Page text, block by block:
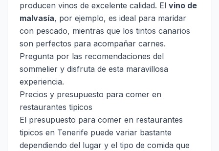
producen vinos de excelente calidad. El vino de
malvasía, por ejemplo, es ideal para maridar
con pescado, mientras que los tintos canarios
son perfectos para acompañar carnes.
Pregunta por las recomendaciones del
sommelier y disfruta de esta maravillosa
experiencia.
Precios y presupuesto para comer en
restaurantes tipicos
El presupuesto para comer en restaurantes
tipicos en Tenerife puede variar bastante
dependiendo del lugar y el tipo de comida que